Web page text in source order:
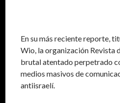
En su más reciente reporte,
Wio, la organización Revista
brutal atentado perpetrado
medios masivos de
antiisraelí.